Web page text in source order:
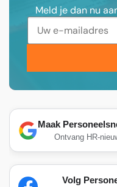
Meld je dan nu
Maak
Ontvang HR-
Volg